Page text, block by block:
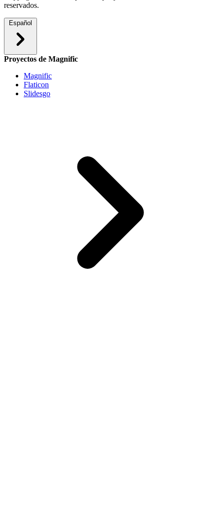
reservados.
Español
Proyectos de Magnific
Magnific
Flaticon
Slidesgo